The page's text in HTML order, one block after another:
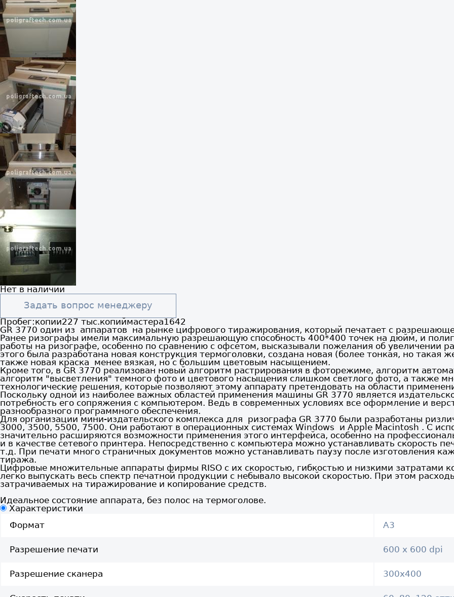
Нет в наличии
Задать вопрос менеджеру
Пробег:копии227 тыс.копиймастера1642
GR 3770 один из аппаратов на рынке цифрового тиражирования, который печатает с
Ранее ризографы имели максимальную разрешающую способность 400*400 точек на дюйм, и
работы на ризографе, особенно по сравнению с офсетом, высказывали пожелания об увеличении
этого была разработана новая конструкция термоголовки, создана новая (более тонкая, но
также новая краска менее вязкая, но с большим цветовым насыщением.
Кроме того, в GR 3770 реализован новый алгоритм растрирования в фоторежиме, алгоритм
алгоритм "высветления" темного фото и цветового насыщения слишком светлого фото, а также
технологические решения, которые позволяют этому аппарату претендовать на области
Поскольку одной из наиболее важных областей применения машины GR 3770 является
потребность его сопряжения с компьютером. Ведь в современных условиях все оформление и
разнообразного программного обеспечения.
Для организации мини-издательского комплекса для ризографа GR 3770 были разработаны
3000, 3500, 5500, 7500. Они работают в операционных системах Windows и Apple Macintosh . С
значительно расширяются возможности применения этого интерфейса, особенно на
и в качестве сетевого принтера. Непосредственно с компьютера можно устанавливать скорость
т.д. При печати много страничных документов можно устанавливать паузу после изготовления
тиража.
Цифровые множительные аппараты фирмы RISO с их скоростью, гибкостью и низкими затратами
легко выпускать весь спектр печатной продукции с небывало высокой скоростью. При этом
затрачиваемых на тиражирование и копирование средств.
Идеальное состояние аппарата, без полос на термоголове.
Характеристики
Формат
A3
Разрешение печати 600 x 600 dpi
Разрешение сканера 300х400